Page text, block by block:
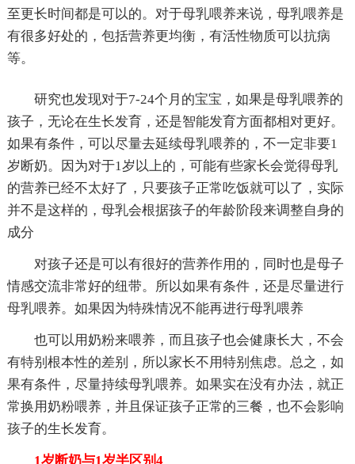
至更长时间都是可以的。对于母乳喂养来说，母乳喂养是
有很多好处的，包括营养更均衡，有活性物质可以抗病
等。
研究也发现对于7-24个月的宝宝，如果是母乳喂养的
孩子，无论在生长发育，还是智能发育方面都相对更好。
如果有条件，可以尽量去延续母乳喂养的，不一定非要1
岁断奶。因为对于1岁以上的，可能有些家长会觉得母乳
的营养已经不太好了，只要孩子正常吃饭就可以了，实际
并不是这样的，母乳会根据孩子的年龄阶段来调整自身的
成分
对孩子还是可以有很好的营养作用的，同时也是母子
情感交流非常好的纽带。所以如果有条件，还是尽量进行
母乳喂养。如果因为特殊情况不能再进行母乳喂养
也可以用奶粉来喂养，而且孩子也会健康长大，不会
有特别根本性的差别，所以家长不用特别焦虑。总之，如
果有条件，尽量持续母乳喂养。如果实在没有办法，就正
常换用奶粉喂养，并且保证孩子正常的三餐，也不会影响
孩子的生长发育。
1岁断奶与1岁半区别4